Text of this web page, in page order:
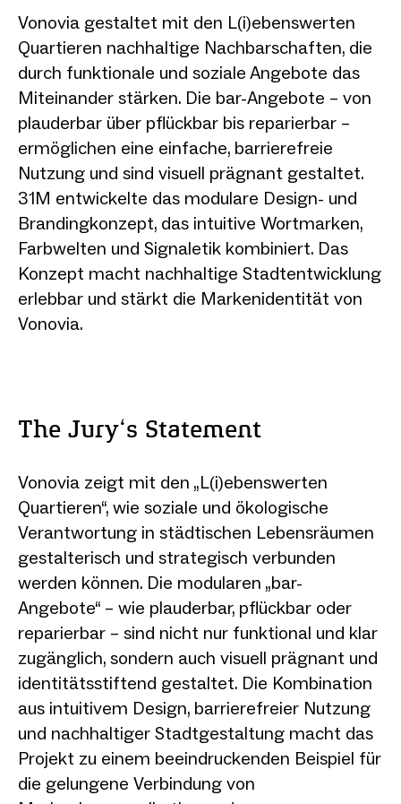
Vonovia gestaltet mit den L(i)ebenswerten
Quartieren nachhaltige Nachbarschaften, die
durch funktionale und soziale Angebote das
Miteinander stärken. Die bar-Angebote – von
plauderbar über pflückbar bis reparierbar –
ermöglichen eine einfache, barrierefreie
Nutzung und sind visuell prägnant gestaltet.
31M entwickelte das modulare Design- und
Brandingkonzept, das intuitive Wortmarken,
Farbwelten und Signaletik kombiniert. Das
Konzept macht nachhaltige Stadtentwicklung
erlebbar und stärkt die Markenidentität von
Vonovia.
The Jury‘s Statement
Vonovia zeigt mit den „L(i)ebenswerten
Quartieren“, wie soziale und ökologische
Verantwortung in städtischen Lebensräumen
gestalterisch und strategisch verbunden
werden können. Die modularen „bar-
Angebote“ – wie plauderbar, pflückbar oder
reparierbar – sind nicht nur funktional und klar
zugänglich, sondern auch visuell prägnant und
identitätsstiftend gestaltet. Die Kombination
aus intuitivem Design, barrierefreier Nutzung
und nachhaltiger Stadtgestaltung macht das
Projekt zu einem beeindruckenden Beispiel für
die gelungene Verbindung von